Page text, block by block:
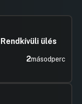
ülés
1másodperc